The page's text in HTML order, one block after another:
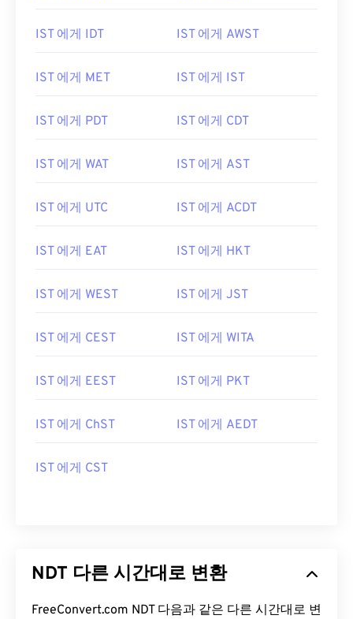
IST 에게 IDT IST 에게 AWST
IST 에게 MET IST 에게 IST
IST 에게 PDT IST 에게 CDT
IST 에게 WAT IST 에게 AST
IST 에게 UTC IST 에게 ACDT
IST 에게 EAT IST 에게 HKT
IST 에게 WEST IST 에게 JST
IST 에게 CEST IST 에게 WITA
IST 에게 EEST IST 에게 PKT
IST 에게 ChST IST 에게 AEDT
IST 에게 CST
NDT 다른 시간대로 변환
FreeConvert.com NDT 다음과 같은 다른 시간대로 변